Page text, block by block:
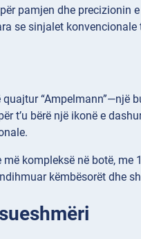
pamjen dhe precizionin
se sinjalet
“Ampelmann”—një
t’u bërë një ikonë e
kompleksë në botë,
këmbësorët dhe